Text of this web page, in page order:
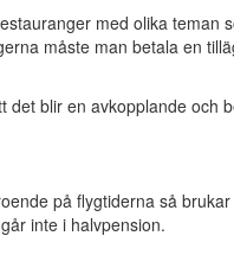
med olika teman
måste man betala en
det blir en avkopplande och
på flygtiderna så
inte i halvpension.